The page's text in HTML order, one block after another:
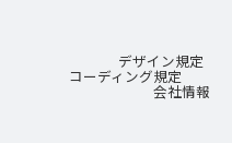
デザイン規定
コーディング規定
会社情報